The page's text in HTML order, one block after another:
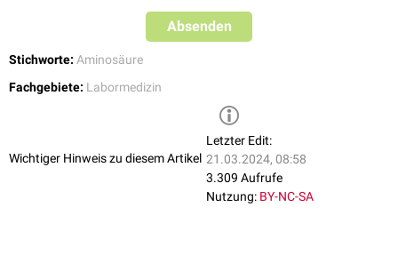
genetischer Prädispositionauf (6 bis 10% Nordeuropäer
und > 25% Chinesen und Japanern). Der Grund hierfür ist eine erniedrigte
Aktivität derD-β-Aminoisobutyrat-Pyruvat-Transaminase
Darüber hinaus kann bei einer
Konzentration an
Aminoisobuttersäurespiegel ansteigen. Eine erhöhte Urinkonzentration
Erkrankung hinweisen.
Absenden
Stichworte: Aminosäure
Fachgebiete: Labormedizin
Wichtiger Hinweis zu diesem Artikel
Letzter Edit:
21.03.2024, 08:58
3.309 Aufrufe
Nutzung: BY-NC-SA